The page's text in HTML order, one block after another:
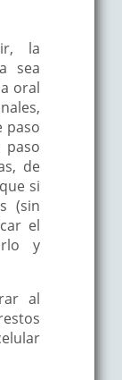
la
sea
oral
paso
paso
de
si
(sin
el
y
al